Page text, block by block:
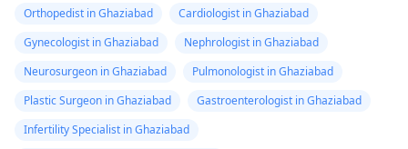
Orthopedist in Ghaziabad
Cardiologist in Ghaziabad
Gynecologist in Ghaziabad
Nephrologist in Ghaziabad
Neurosurgeon in Ghaziabad
Pulmonologist in Ghaziabad
Plastic Surgeon in Ghaziabad
Gastroenterologist in Ghaziabad
Infertility Specialist in Ghaziabad